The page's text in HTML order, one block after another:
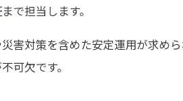
で担当します。
害対策を含めた安定運用が求め
可欠です。